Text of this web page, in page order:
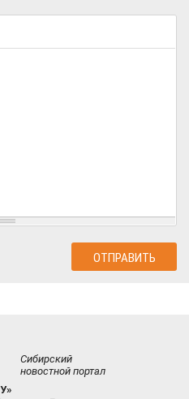
Сибирский
новостной портал